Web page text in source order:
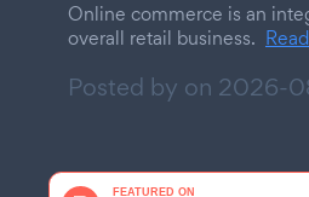
Online commerce is an
overall retail business.
Posted by on 2026-